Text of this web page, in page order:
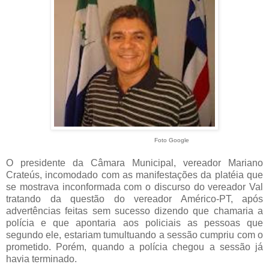
Foto Google
O presidente da Câmara Municipal, vereador Mariano
Crateús, incomodado com as manifestações da platéia que
se mostrava inconformada com o discurso do vereador Val
tratando da questão do vereador Américo-PT, após
advertências feitas sem sucesso dizendo que chamaria a
polícia e que apontaria aos policiais as pessoas que
segundo ele, estariam tumultuando a sessão cumpriu com o
prometido. Porém, quando a polícia chegou a sessão já
havia terminado.